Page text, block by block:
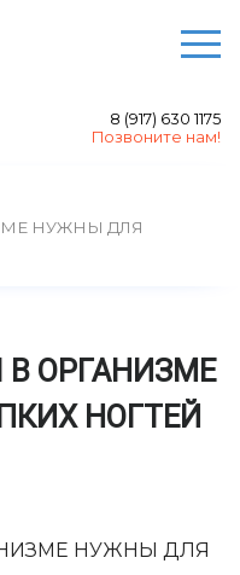
организации
8 (917) 630 1175
Позвоните нам!
НУЖНЫ ДЛЯ
ОРГАНИЗМЕ
НОГТЕЙ
НУЖНЫ ДЛЯ